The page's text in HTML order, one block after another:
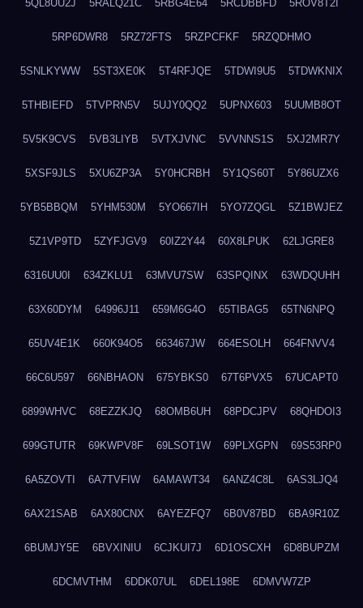
5QL8UU2J 5RALQ21C 5RBG4E64 5RCDBBFD 5ROV8T2I
5RP6DWR8 5RZ72FTS 5RZPCFKF 5RZQDHMO
5SNLKYWW 5ST3XE0K 5T4RFJQE 5TDWI9U5 5TDWKNIX
5THBIEFD 5TVPRN5V 5UJY0QQ2 5UPNX603 5UUMB8OT
5V5K9CVS 5VB3LIYB 5VTXJVNC 5VVNNS1S 5XJ2MR7Y
5XSF9JLS 5XU6ZP3A 5Y0HCRBH 5Y1QS60T 5Y86UZX6
5YB5BBQM 5YHM530M 5YO667IH 5YO7ZQGL 5Z1BWJEZ
5Z1VP9TD 5ZYFJGV9 60IZ2Y44 60X8LPUK 62LJGRE8
6316UU0I 634ZKLU1 63MVU7SW 63SPQINX 63WDQUHH
63X60DYM 64996J11 659M6G4O 65TIBAG5 65TN6NPQ
65UV4E1K 660K94O5 663467JW 664ESOLH 664FNVV4
66C6U597 66NBHAON 675YBKS0 67T6PVX5 67UCAPT0
6899WHVC 68EZZKJQ 68OMB6UH 68PDCJPV 68QHDOI3
699GTUTR 69KWPV8F 69LSOT1W 69PLXGPN 69S53RP0
6A5ZOVTI 6A7TVFIW 6AMAWT34 6ANZ4C8L 6AS3LJQ4
6AX21SAB 6AX80CNX 6AYEZFQ7 6B0V87BD 6BA9R10Z
6BUMJY5E 6BVXINIU 6CJKUI7J 6D1OSCXH 6D8BUPZM
6DCMVTHM 6DDK07UL 6DEL198E 6DMVW7ZP